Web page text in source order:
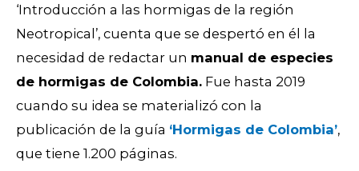
‘Introducción a las hormigas de la región
Neotropical’, cuenta que se despertó en él la
necesidad de redactar un manual de especies
de hormigas de Colombia. Fue hasta 2019
cuando su idea se materializó con la
publicación de la guía ‘Hormigas de Colombia’,
que tiene 1.200 páginas.